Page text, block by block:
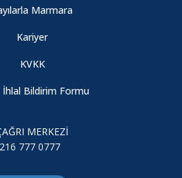
2 (Öğrenmeöğretme ortamları) hk
Marmara
Kariyer
KVKK
İhlal Bildirim Formu
MERKEZİ
777 0777